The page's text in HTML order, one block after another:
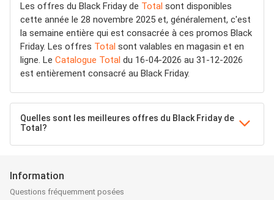
Les offres du Black Friday de Total sont disponibles
cette année le 28 novembre 2025 et, généralement, c'est
la semaine entière qui est consacrée à ces promos Black
Friday. Les offres Total sont valables en magasin et en
ligne. Le Catalogue Total du 16-04-2026 au 31-12-2026
est entièrement consacré au Black Friday.
Quelles sont les meilleures offres du Black Friday de
Total?
Information
Questions fréquemment posées